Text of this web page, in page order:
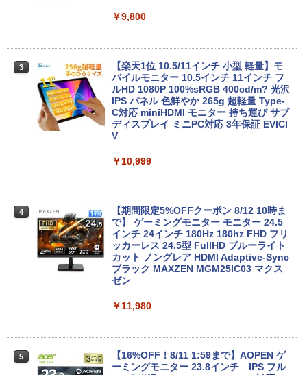
Bカメラ】東芝 G83/第8世代 Core i5/メ
モリ:8GB/16GB/SSD:256GB/512GB/1T
B/13.3型液晶/Wi-fi/Bluetooth/USB3.1/T
ype-C/HDMI/中古PC 中古ノートパソコ
ン Windows11 Win11正式対応
￥26,800
SD512GB メモリ16GB Webカメラ内蔵
Type-C 指紋認証 HDMI Office Windows
11 送料無料 中古ノートパソコン
￥39,600
【ランキング1位！】新品 ノートパソコ
ードwindows11搭載 office2024付き 初
期設定済 IPS広視野角 無線機能 超軽量 P
￥9,800
3
【楽天1位 10.5/11インチ 小型 軽量】モ
バイルモニター 10.5インチ 11インチ フ
ルHD 1080P 100%sRGB 400cd/m? 光沢
IPS パネル 色鮮やか 265g 超軽量 Type-
C対応 miniHDMI モニター 持ち運び サブ
ディスプレイ ミニPC対応 3年保証 EVICI
V
￥10,999
4
【期間限定5%OFFクーポン 8/12 10時ま
で】 ゲーミングモニター モニター 24.5
インチ 24インチ 180Hz 180hz FHD フリ
ッカーレス 24.5型 FullHD ブルーライト
カット ノングレア HDMI Adaptive-Sync
ブラック MAXZEN MGM25IC03 マクス
ゼン
￥11,980
5
【16%OFF！8/11 1:59まで】AOPEN ゲ
ーミングモニター 23.8インチ IPS フル